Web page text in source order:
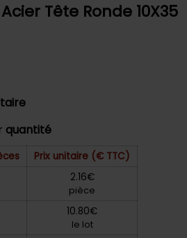
Tête Ronde 10X35
quantité
Prix unitaire (€ TTC)
2.16€
pièce
10.80€
le lot